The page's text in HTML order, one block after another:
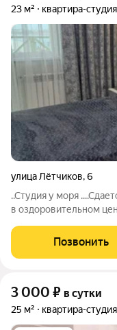
23 м² квартира-студия
улица Лётчиков,6
..Студия у моря
в оздоровительном
5минут,рядом
есть,для
Позвонить
3 000 ₽ в сутки
25 м² квартира-студия